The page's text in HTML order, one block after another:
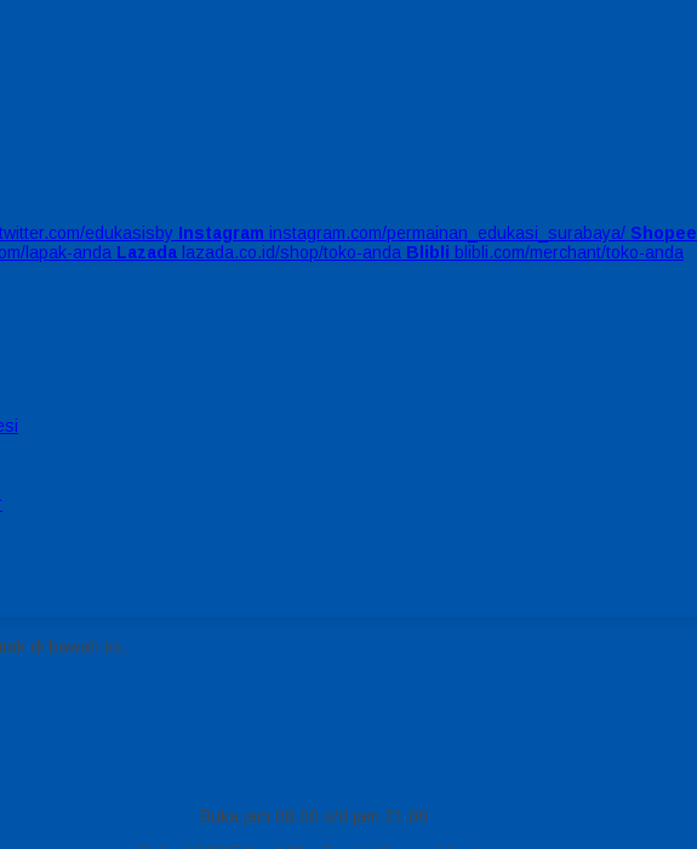
twitter.com/edukasisby Instagram instagram.com/permainan_edukasi_surabaya/ Shopee
lapak-anda Lazada lazada.co.id/shop/toko-anda Blibli blibli.com/merchant/toko-anda
di bawah ini.
Buka jam 08.00 s/d jam 21.00